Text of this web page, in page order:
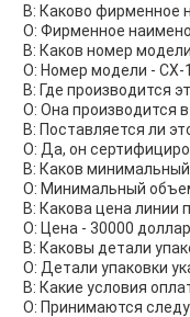
В: Каково фирменное
О: Фирменное
В: Каков номер
О: Номер модели - CX-1.
В: Где производится
О: Она производится в
В: Поставляется ли
О: Да, он
В: Каков
О: Минимальный объем
В: Какова цена линии
О: Цена - 30000
В: Каковы детали
О: Детали упаковки
В: Какие условия
О: Принимаются